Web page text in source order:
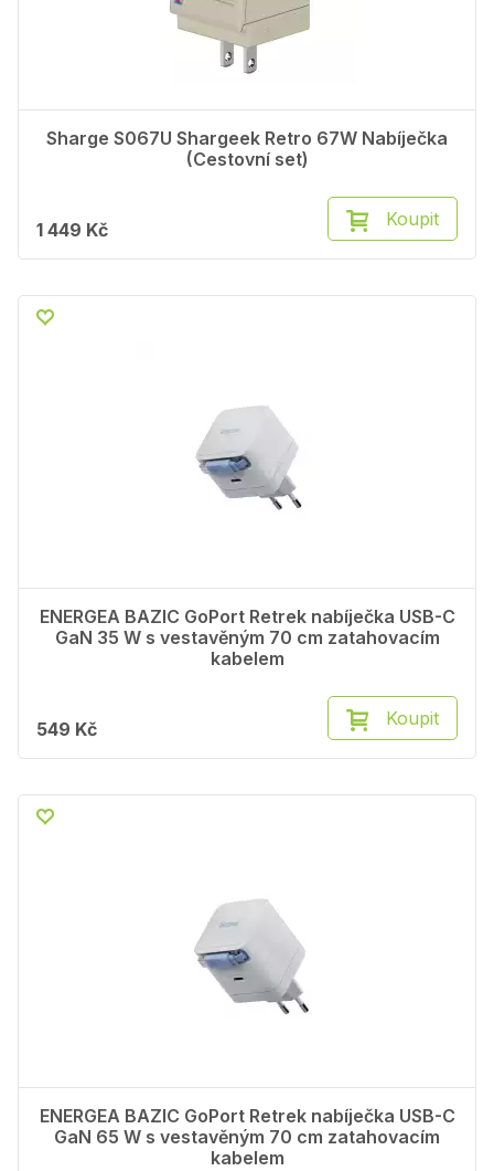
Sharge S067U Shargeek Retro 67W Nabíječka
(Cestovní set)
1 449 Kč Koupit
ENERGEA BAZIC GoPort Retrek nabíječka USB-C
GaN 35 W s vestavěným 70 cm zatahovacím
kabelem
549 Kč Koupit
ENERGEA BAZIC GoPort Retrek nabíječka USB-C
GaN 65 W s vestavěným 70 cm zatahovacím
kabelem